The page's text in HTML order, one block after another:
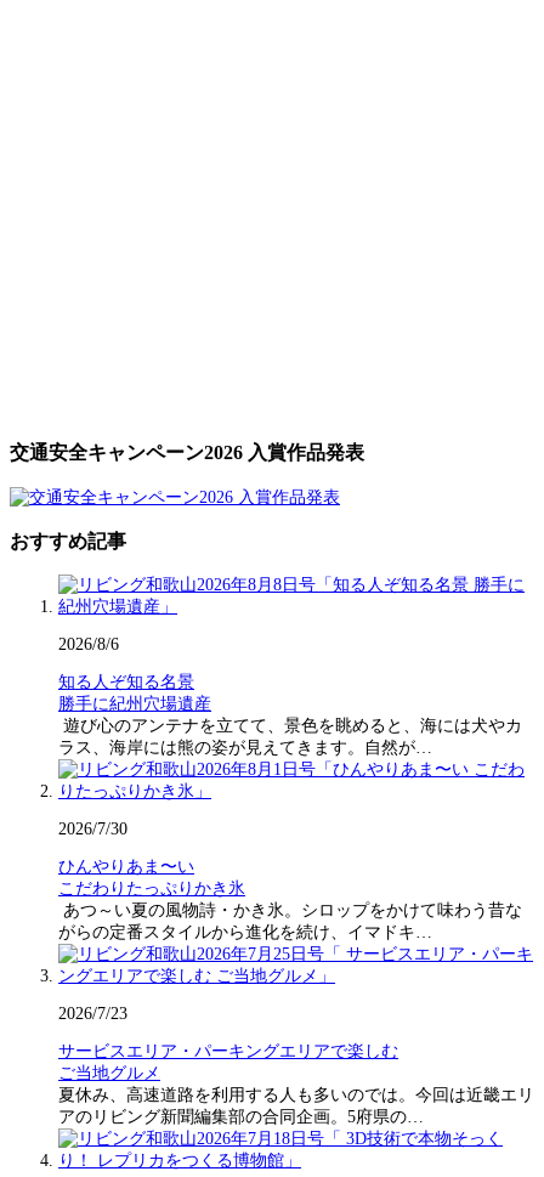
交通安全キャンペーン2026 入賞作品発表
おすすめ記事
2026/8/6
知る人ぞ知る名景
勝手に紀州穴場遺産
遊び心のアンテナを立てて、景色を眺めると、海には犬やカ
ラス、海岸には熊の姿が見えてきます。自然が…
2026/7/30
ひんやりあま〜い
こだわりたっぷりかき氷
あつ～い夏の風物詩・かき氷。シロップをかけて味わう昔な
がらの定番スタイルから進化を続け、イマドキ…
2026/7/23
サービスエリア・パーキングエリアで楽しむ
ご当地グルメ
夏休み、高速道路を利用する人も多いのでは。今回は近畿エリ
アのリビング新聞編集部の合同企画。5府県の…